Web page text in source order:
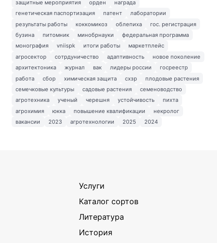
защитные мероприятия
орден
награда
генетическая паспортизация
патент
лаборатории
результаты работы
коккомикоз облепиха
гос. регистрация
бузина
питомник минобрнауки
федеральная программа
монография
vniispk итоги работы
маркетплейс
агросектор
сотрдуничество адаптивность
новое поколение
архитектоника
журнал вак лидеры россии
госреестр
работа
сбор химическая защита схзр
плодовые растения
семечковые культуры
садовые растения
семеноводство
агротехника
ученый черешня устойчивость
пихта
агрохимия
юкка повышение квалификации
некролог
вакансии
2023 агротехнологии 2025 2024
Услуги
Каталог сортов
Литература
История